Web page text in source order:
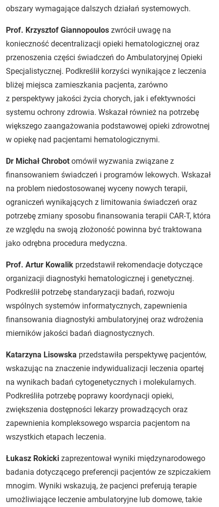
obszary wymagające dalszych działań systemowych.
Prof. Krzysztof Giannopoulos zwrócił uwagę na
konieczność decentralizacji opieki hematologicznej oraz
przenoszenia części świadczeń do Ambulatoryjnej Opieki
Specjalistycznej. Podkreślił korzyści wynikające z leczenia
bliżej miejsca zamieszkania pacjenta, zarówno
z perspektywy jakości życia chorych, jak i efektywności
systemu ochrony zdrowia. Wskazał również na potrzebę
większego zaangażowania podstawowej opieki zdrowotnej
w opiekę nad pacjentami hematologicznymi.
Dr Michał Chrobot omówił wyzwania związane z
finansowaniem świadczeń i programów lekowych. Wskazał
na problem niedostosowanej wyceny nowych terapii,
ograniczeń wynikających z limitowania świadczeń oraz
potrzebę zmiany sposobu finansowania terapii CAR-T, która
ze względu na swoją złożoność powinna być traktowana
jako odrębna procedura medyczna.
Prof. Artur Kowalik przedstawił rekomendacje dotyczące
organizacji diagnostyki hematologicznej i genetycznej.
Podkreślił potrzebę standaryzacji badań, rozwoju
wspólnych systemów informatycznych, zapewnienia
finansowania diagnostyki ambulatoryjnej oraz wdrożenia
mierników jakości badań diagnostycznych.
Katarzyna Lisowska przedstawiła perspektywę pacjentów,
wskazując na znaczenie indywidualizacji leczenia opartej
na wynikach badań cytogenetycznych i molekularnych.
Podkreśliła potrzebę poprawy koordynacji opieki,
zwiększenia dostępności lekarzy prowadzących oraz
zapewnienia kompleksowego wsparcia pacjentom na
wszystkich etapach leczenia.
Łukasz Rokicki zaprezentował wyniki międzynarodowego
badania dotyczącego preferencji pacjentów ze szpiczakiem
mnogim. Wyniki wskazują, że pacjenci preferują terapie
umożliwiające leczenie ambulatoryjne lub domowe, takie